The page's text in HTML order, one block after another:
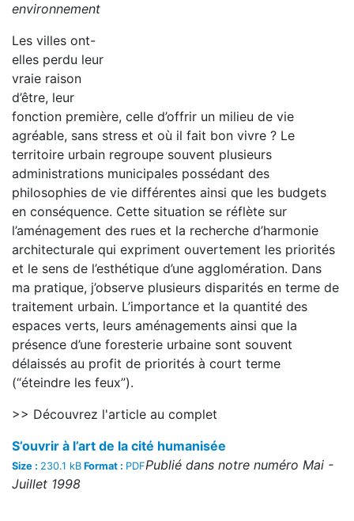
environnement
Les villes ont-
elles perdu leur
vraie raison
d’être, leur
fonction première, celle d’offrir un milieu de vie
agréable, sans stress et où il fait bon vivre ? Le
territoire urbain regroupe souvent plusieurs
administrations municipales possédant des
philosophies de vie différentes ainsi que les budgets
en conséquence. Cette situation se réflète sur
l’aménagement des rues et la recherche d’harmonie
architecturale qui expriment ouvertement les priorités
et le sens de l’esthétique d’une agglomération. Dans
ma pratique, j’observe plusieurs disparités en terme de
traitement urbain. L’importance et la quantité des
espaces verts, leurs aménagements ainsi que la
présence d’une foresterie urbaine sont souvent
délaissés au profit de priorités à court terme
(“éteindre les feux”).
>> Découvrez l'article au complet
S’ouvrir à l’art de la cité humanisée
Size : 230.1 kB Format : PDFPublié dans notre numéro Mai -
Juillet 1998